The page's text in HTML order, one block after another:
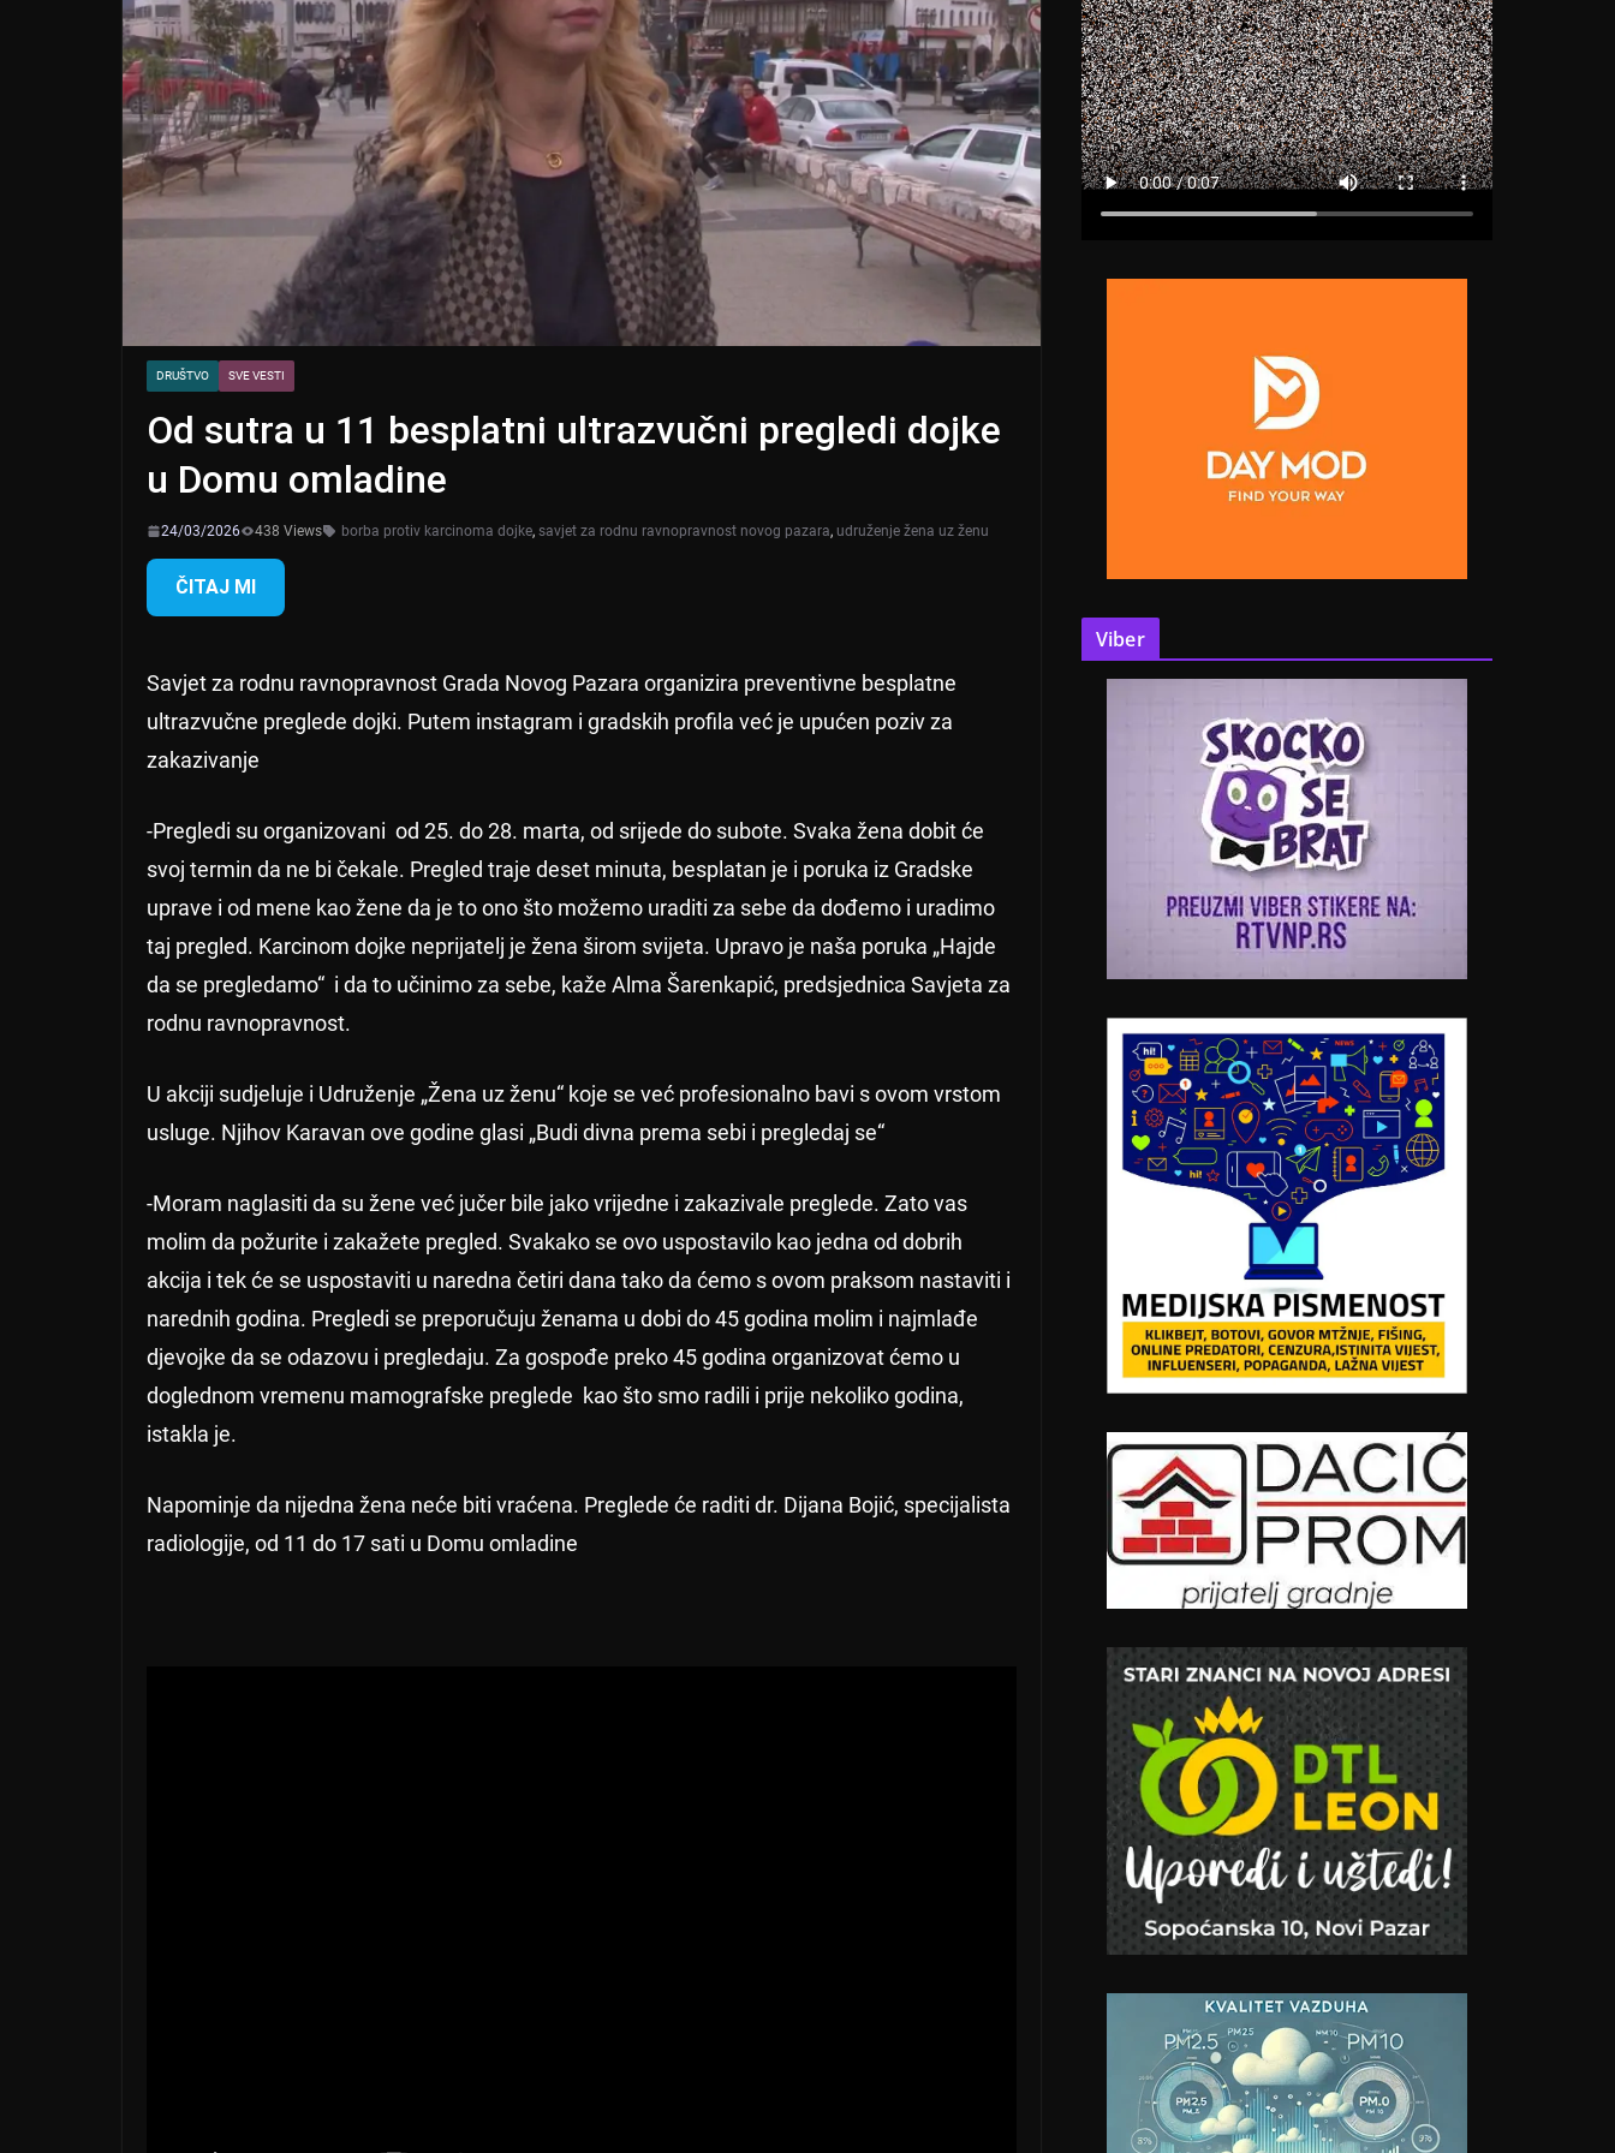
DRUŠTVO SVE VESTI
Od sutra u 11 besplatni ultrazvučni pregledi dojke
u Domu omladine
24/03/2026 438 Views borba protiv karcinoma dojke, savjet za rodnu ravnopravnost novog pazara, udruženje žena uz ženu
ČITAJ MI
Savjet za rodnu ravnopravnost Grada Novog Pazara organizira preventivne besplatne
ultrazvučne preglede dojki. Putem instagram i gradskih profila već je upućen poziv za
zakazivanje
-Pregledi su organizovani od 25. do 28. marta, od srijede do subote. Svaka žena dobit će
svoj termin da ne bi čekale. Pregled traje deset minuta, besplatan je i poruka iz Gradske
uprave i od mene kao žene da je to ono što možemo uraditi za sebe da dođemo i uradimo
taj pregled. Karcinom dojke neprijatelj je žena širom svijeta. Upravo je naša poruka „Hajde
da se pregledamo“ i da to učinimo za sebe, kaže Alma Šarenkapić, predsjednica Savjeta za
rodnu ravnopravnost.
U akciji sudjeluje i Udruženje „Žena uz ženu“ koje se već profesionalno bavi s ovom vrstom
usluge. Njihov Karavan ove godine glasi „Budi divna prema sebi i pregledaj se“
-Moram naglasiti da su žene već jučer bile jako vrijedne i zakazivale preglede. Zato vas
molim da požurite i zakažete pregled. Svakako se ovo uspostavilo kao jedna od dobrih
akcija i tek će se uspostaviti u naredna četiri dana tako da ćemo s ovom praksom nastaviti i
narednih godina. Pregledi se preporučuju ženama u dobi do 45 godina molim i najmlađe
djevojke da se odazovu i pregledaju. Za gospođe preko 45 godina organizovat ćemo u
doglednom vremenu mamografske preglede kao što smo radili i prije nekoliko godina,
istakla je.
Napominje da nijedna žena neće biti vraćena. Preglede će raditi dr. Dijana Bojić, specijalista
radiologije, od 11 do 17 sati u Domu omladine
Viber